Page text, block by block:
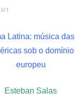
Latina: música das
sob o domínio
europeu
Esteban Salas